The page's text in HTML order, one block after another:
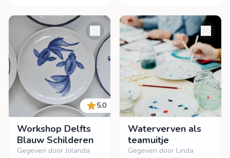
5.0
Workshop Delfts
Blauw Schilderen
Gegeven door Jolanda
Waterverven als
teamuitje
Gegeven door Linda